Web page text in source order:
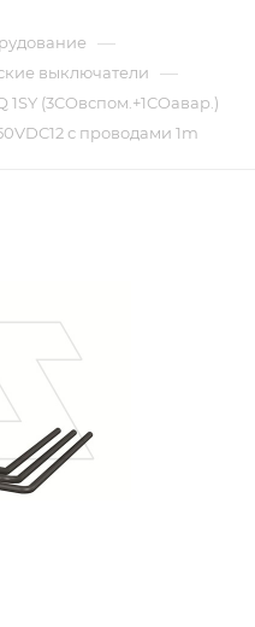
—
выключатели —
(3COвспом.+1COавар.)
с проводами 1m